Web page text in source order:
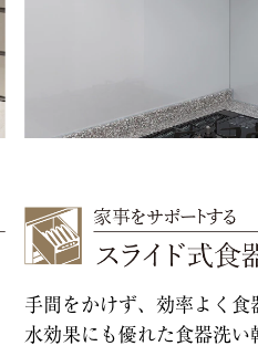
手間をかけず、効率よく食
水効果にも優れた食器洗い